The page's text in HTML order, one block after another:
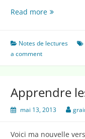
Read moreComment
aujourd’hui
Notes de lectures
a comment
Apprendre
mai 13, 2013
Voici ma nouvelle